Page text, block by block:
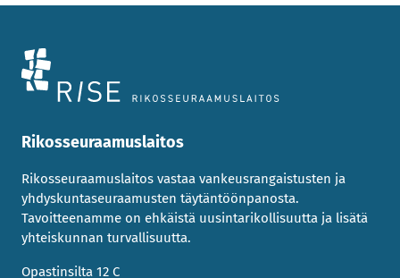
Rikosseuraamuslaitos
Rikosseuraamuslaitos vastaa vankeusrangaistusten ja
yhdyskuntaseuraamusten täytäntöönpanosta.
Tavoitteenamme on ehkäistä uusintarikollisuutta ja lisätä
yhteiskunnan turvallisuutta.
Opastinsilta 12 C